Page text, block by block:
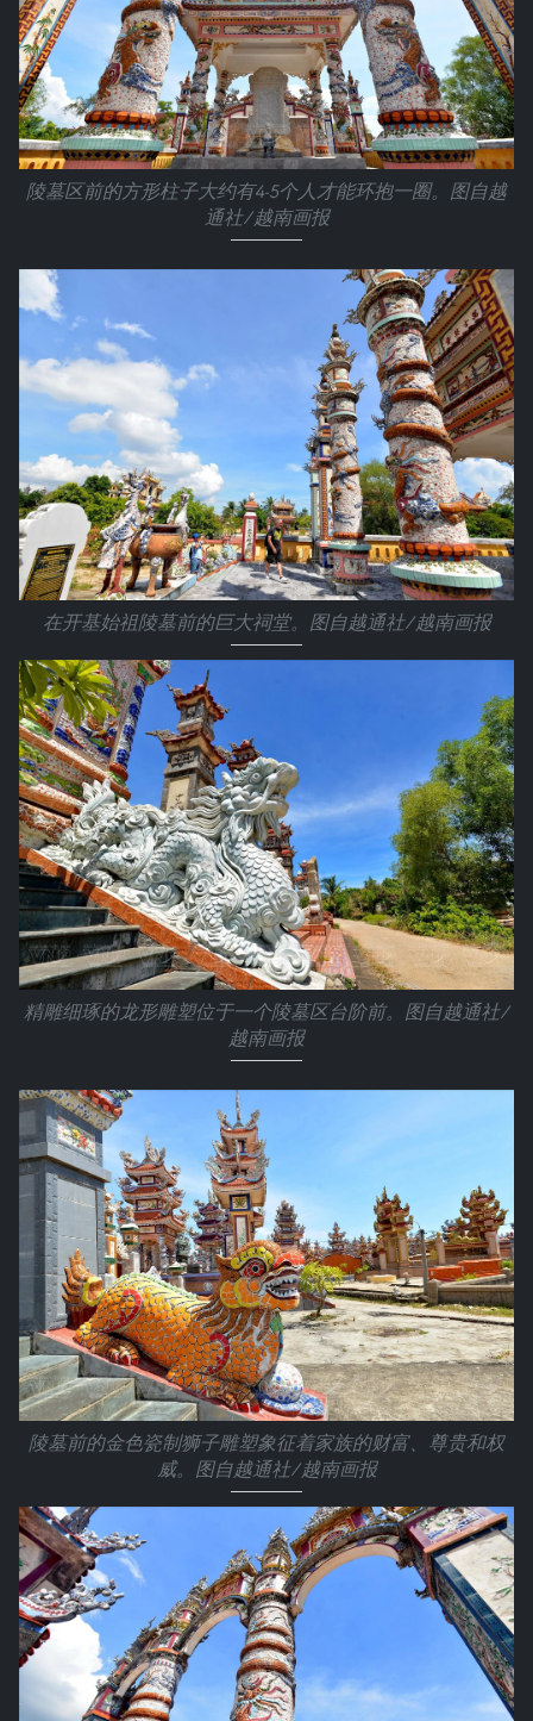
陵墓区前的方形柱子大约有4-5个人才能环抱一圈。图自越
通社/越南画报
在开基始祖陵墓前的巨大祠堂。图自越通社/越南画报
精雕细琢的龙形雕塑位于一个陵墓区台阶前。图自越通社/
越南画报
陵墓前的金色瓷制狮子雕塑象征着家族的财富、尊贵和权
威。图自越通社/越南画报